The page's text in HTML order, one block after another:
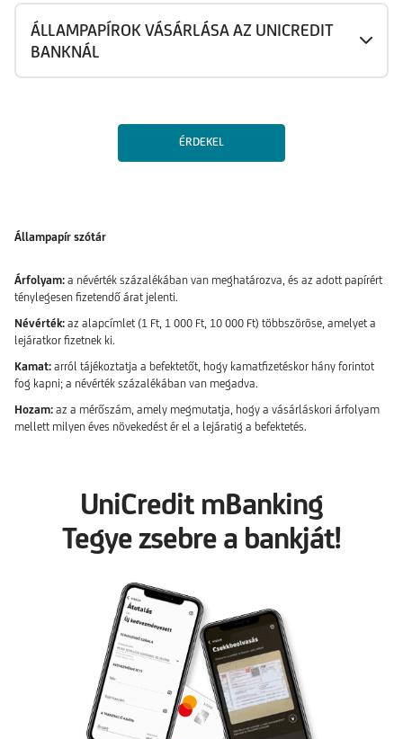
ÁLLAMPAPÍROK VÁSÁRLÁSA AZ UNICREDIT
BANKNÁL
ÉRDEKEL
Állampapír szótár
Árfolyam: a névérték százalékában van meghatározva, és az adott papírért
ténylegesen fizetendő árat jelenti.
Névérték: az alapcímlet (1 Ft, 1 000 Ft, 10 000 Ft) többszöröse, amelyet a
lejáratkor fizetnek ki.
Kamat: arról tájékoztatja a befektetőt, hogy kamatfizetéskor hány forintot
fog kapni; a névérték százalékában van megadva.
Hozam: az a mérőszám, amely megmutatja, hogy a vásárláskori árfolyam
mellett milyen éves növekedést ér el a lejáratig a befektetés.
UniCredit mBanking
Tegye zsebre a bankját!